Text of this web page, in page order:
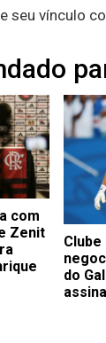
seu vínculo
com
Zenit
Clube
do